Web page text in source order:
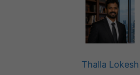
Thalla Lokesh